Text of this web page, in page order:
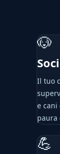
🐶
Il tuo
e cani
paura
💪